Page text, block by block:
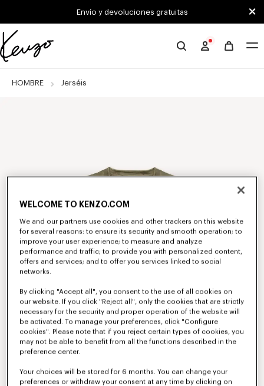
Skip to main content
Skip to footer contentEnvío y devoluciones gratuitas
Página
HOMBRE Jerséis
WELCOME TO KENZO.COM
We and our partners use cookies and other trackers on this website
for several reasons: to ensure its security and smooth operation; to
improve your user experience; to measure and analyze
performance and traffic; to provide you with personalized content,
offers and services; and to offer you services linked to social
networks.
By clicking "Accept all", you consent to the use of all cookies on
our website. If you click "Reject all", only the cookies that are strictly
necessary for the security and proper operation of the website will
be activated. To manage your preferences, click "Configure
cookies". Please note that if you reject certain types of cookies, you
may not be able to benefit from all the functions described in the
preference center.
Your choices will be stored for 6 months. You can change your
preferences or withdraw your consent at any time by clicking on